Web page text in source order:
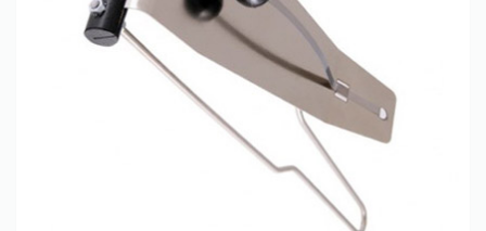
if you really want to win a huge